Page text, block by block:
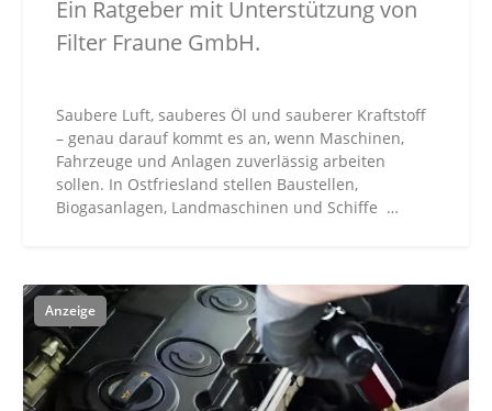
Ein Ratgeber mit Unterstützung von
Filter Fraune GmbH.
Saubere Luft, sauberes Öl und sauberer Kraftstoff
– genau darauf kommt es an, wenn Maschinen,
Fahrzeuge und Anlagen zuverlässig arbeiten
sollen. In Ostfriesland stellen Baustellen,
Biogasanlagen, Landmaschinen und Schiffe …